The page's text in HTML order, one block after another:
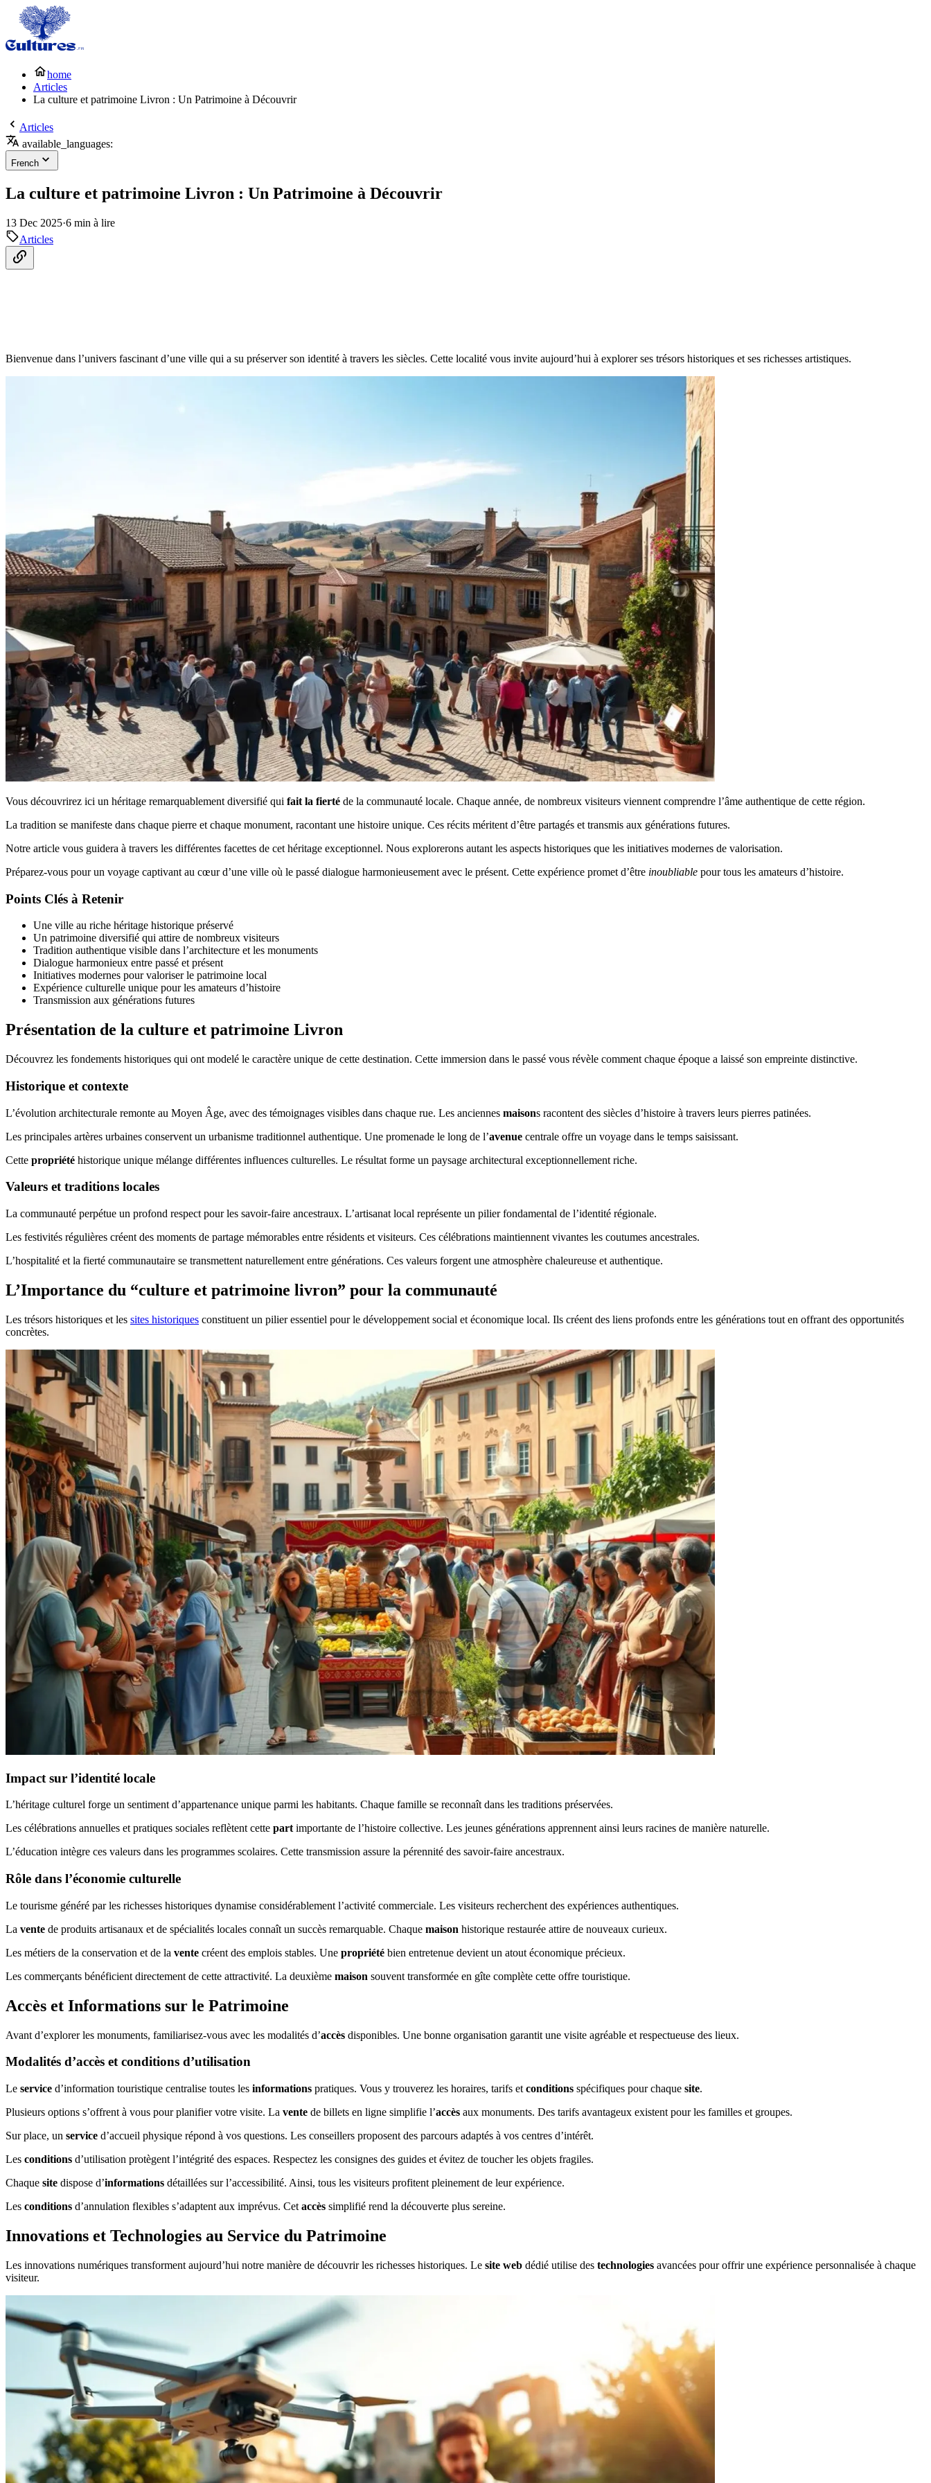
home
Articles
La culture et patrimoine Livron : Un Patrimoine à Découvrir
Articles
available_languages:
French
La culture et patrimoine Livron : Un Patrimoine à Découvrir
13 Dec 2025·6 min à lire
Articles
Bienvenue dans l’univers fascinant d’une ville qui a su préserver son identité à travers les siècles. Cette localité vous invite aujourd’hui à explorer ses trésors historiques et ses richesses artistiques.
Vous découvrirez ici un héritage remarquablement diversifié qui fait la fierté de la communauté locale. Chaque année, de nombreux visiteurs viennent comprendre l’âme authentique de cette région.
La tradition se manifeste dans chaque pierre et chaque monument, racontant une histoire unique. Ces récits méritent d’être partagés et transmis aux générations futures.
Notre article vous guidera à travers les différentes facettes de cet héritage exceptionnel. Nous explorerons autant les aspects historiques que les initiatives modernes de valorisation.
Préparez-vous pour un voyage captivant au cœur d’une ville où le passé dialogue harmonieusement avec le présent. Cette expérience promet d’être inoubliable pour tous les amateurs d’histoire.
Points Clés à Retenir
Une ville au riche héritage historique préservé
Un patrimoine diversifié qui attire de nombreux visiteurs
Tradition authentique visible dans l’architecture et les monuments
Dialogue harmonieux entre passé et présent
Initiatives modernes pour valoriser le patrimoine local
Expérience culturelle unique pour les amateurs d’histoire
Transmission aux générations futures
Présentation de la culture et patrimoine Livron
Découvrez les fondements historiques qui ont modelé le caractère unique de cette destination. Cette immersion dans le passé vous révèle comment chaque époque a laissé son empreinte distinctive.
Historique et contexte
L’évolution architecturale remonte au Moyen Âge, avec des témoignages visibles dans chaque rue. Les anciennes maisons racontent des siècles d’histoire à travers leurs pierres patinées.
Les principales artères urbaines conservent un urbanisme traditionnel authentique. Une promenade le long de l’avenue centrale offre un voyage dans le temps saisissant.
Cette propriété historique unique mélange différentes influences culturelles. Le résultat forme un paysage architectural exceptionnellement riche.
Valeurs et traditions locales
La communauté perpétue un profond respect pour les savoir-faire ancestraux. L’artisanat local représente un pilier fondamental de l’identité régionale.
Les festivités régulières créent des moments de partage mémorables entre résidents et visiteurs. Ces célébrations maintiennent vivantes les coutumes ancestrales.
L’hospitalité et la fierté communautaire se transmettent naturellement entre générations. Ces valeurs forgent une atmosphère chaleureuse et authentique.
L’Importance du “culture et patrimoine livron” pour la communauté
Les trésors historiques et les sites historiques constituent un pilier essentiel pour le développement social et économique local. Ils créent des liens profonds entre les générations tout en offrant des opportunités
concrètes.
Impact sur l’identité locale
L’héritage culturel forge un sentiment d’appartenance unique parmi les habitants. Chaque famille se reconnaît dans les traditions préservées.
Les célébrations annuelles et pratiques sociales reflètent cette part importante de l’histoire collective. Les jeunes générations apprennent ainsi leurs racines de manière naturelle.
L’éducation intègre ces valeurs dans les programmes scolaires. Cette transmission assure la pérennité des savoir-faire ancestraux.
Rôle dans l’économie culturelle
Le tourisme généré par les richesses historiques dynamise considérablement l’activité commerciale. Les visiteurs recherchent des expériences authentiques.
La vente de produits artisanaux et de spécialités locales connaît un succès remarquable. Chaque maison historique restaurée attire de nouveaux curieux.
Les métiers de la conservation et de la vente créent des emplois stables. Une propriété bien entretenue devient un atout économique précieux.
Les commerçants bénéficient directement de cette attractivité. La deuxième maison souvent transformée en gîte complète cette offre touristique.
Accès et Informations sur le Patrimoine
Avant d’explorer les monuments, familiarisez-vous avec les modalités d’accès disponibles. Une bonne organisation garantit une visite agréable et respectueuse des lieux.
Modalités d’accès et conditions d’utilisation
Le service d’information touristique centralise toutes les informations pratiques. Vous y trouverez les horaires, tarifs et conditions spécifiques pour chaque site.
Plusieurs options s’offrent à vous pour planifier votre visite. La vente de billets en ligne simplifie l’accès aux monuments. Des tarifs avantageux existent pour les familles et groupes.
Sur place, un service d’accueil physique répond à vos questions. Les conseillers proposent des parcours adaptés à vos centres d’intérêt.
Les conditions d’utilisation protègent l’intégrité des espaces. Respectez les consignes des guides et évitez de toucher les objets fragiles.
Chaque site dispose d’informations détaillées sur l’accessibilité. Ainsi, tous les visiteurs profitent pleinement de leur expérience.
Les conditions d’annulation flexibles s’adaptent aux imprévus. Cet accès simplifié rend la découverte plus sereine.
Innovations et Technologies au Service du Patrimoine
Les innovations numériques transforment aujourd’hui notre manière de découvrir les richesses historiques. Le site web dédié utilise des technologies avancées pour offrir une expérience personnalisée à chaque
visiteur.